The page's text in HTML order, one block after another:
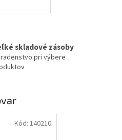
skladové zásoby
pri výbere
Kód: 140210